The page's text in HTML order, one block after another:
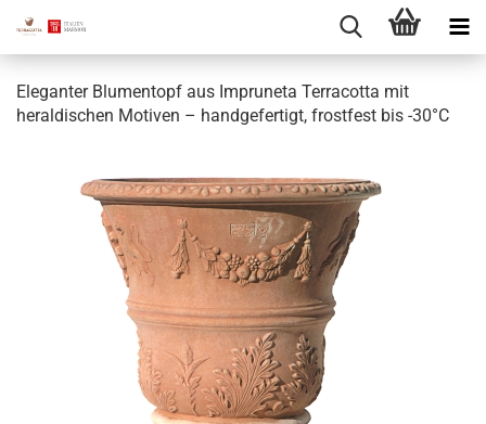
Eleganter Blumentopf aus Impruneta Terracotta mit
heraldischen Motiven – handgefertigt, frostfest bis -30°C